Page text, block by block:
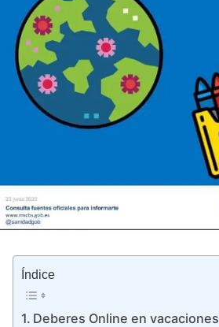
Índice
Deberes Online en vacaciones